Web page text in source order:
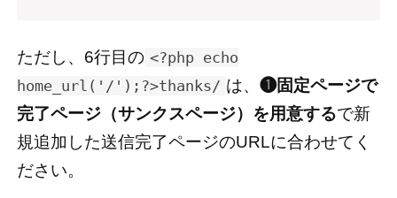
ただし、6行目の <?php echo
home_url('/');?>thanks/ は、❶固定ページで
完了ページ（サンクスページ）を用意するで新
規追加した送信完了ページのURLに合わせてく
ださい。